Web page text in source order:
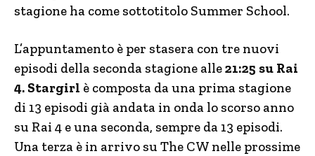
stagione ha come sottotitolo Summer School.
L’appuntamento è per stasera con tre nuovi
episodi della seconda stagione alle21:25 su Rai
4. Stargirl è composta da una prima stagione
di 13 episodi già andata in onda lo scorso anno
su Rai 4 e una seconda, sempre da 13 episodi.
Una terza è in arrivo su The CW nelle prossime